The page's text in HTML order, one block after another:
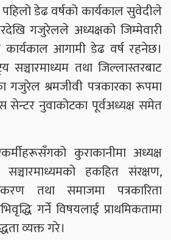
डेढ वर्षको कार्यकाल सुवेदीले
गजुरेलले अध्यक्षको जिम्मेवारी
आगामी डेढ वर्ष रहनेछ।
सञ्चारमाध्यम तथा जिल्लास्तरबाट
गजुरेल श्रमजीवी पत्रकारका रूपमा
सेन्टर नुवाकोटका पूर्वअध्यक्ष समेत
कुराकानीमा अध्यक्ष
हकहित संरक्षण,
तथा समाजमा पत्रकारिता
गर्ने विषयलाई प्राथमिकतामा
व्यक्त गरे।